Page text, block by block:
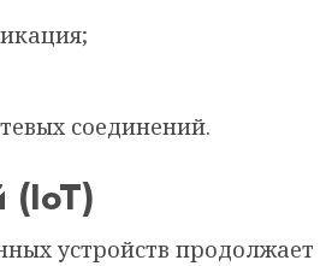
соединений.
(IoT)
устройств продолжает